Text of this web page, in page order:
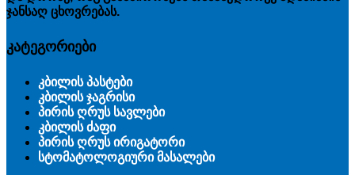
ჯანსაღ ცხოვრებას.
კატეგორიები
კბილის პასტები
კბილის ჯაგრისი
პირის ღრუს სავლები
კბილის ძაფი
პირის ღრუს ირიგატორი
სტომატოლოგიური მასალები